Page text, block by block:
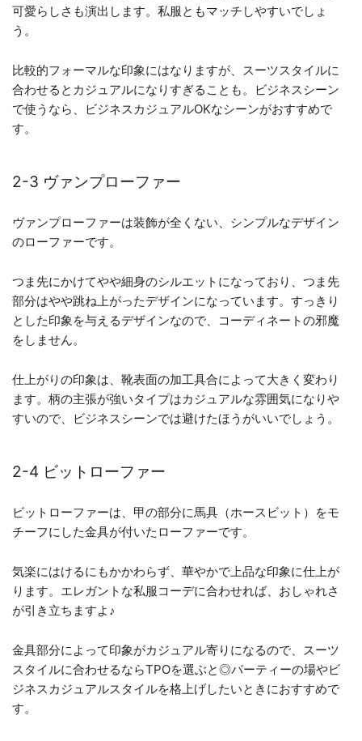
可愛らしさも演出します。私服ともマッチしやすいでしょ
う。
比較的フォーマルな印象にはなりますが、スーツスタイルに
合わせるとカジュアルになりすぎることも。ビジネスシーン
で使うなら、ビジネスカジュアルOKなシーンがおすすめで
す。
2-3 ヴァンプローファー
ヴァンプローファーは装飾が全くない、シンプルなデザイン
のローファーです。
つま先にかけてやや細身のシルエットになっており、つま先
部分はやや跳ね上がったデザインになっています。すっきり
とした印象を与えるデザインなので、コーディネートの邪魔
をしません。
仕上がりの印象は、靴表面の加工具合によって大きく変わり
ます。柄の主張が強いタイプはカジュアルな雰囲気になりや
すいので、ビジネスシーンでは避けたほうがいいでしょう。
2-4 ビットローファー
ビットローファーは、甲の部分に馬具（ホースビット）をモ
チーフにした金具が付いたローファーです。
気楽にはけるにもかかわらず、華やかで上品な印象に仕上が
ります。エレガントな私服コーデに合わせれば、おしゃれさ
が引き立ちますよ♪
金具部分によって印象がカジュアル寄りになるので、スーツ
スタイルに合わせるならTPOを選ぶと◎パーティーの場やビ
ジネスカジュアルスタイルを格上げしたいときにおすすめで
す。